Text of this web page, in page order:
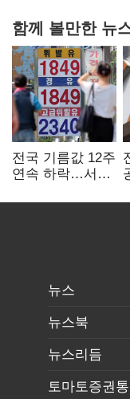
함께 볼만한 뉴
전국 기름값 12주
연속 하락…서울
뉴스
뉴스북
뉴스리듬
토마토증권